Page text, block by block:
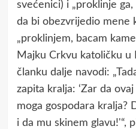
svećenici) i „proklinje ga,
da bi obezvrijedio mene
„proklinjem, bacam
Majku Crkvu katoličku u
članku dalje navodi:
zapita kralja: ‘Zar da
moga gospodara kralja?
i da mu skinem glavu!'“,